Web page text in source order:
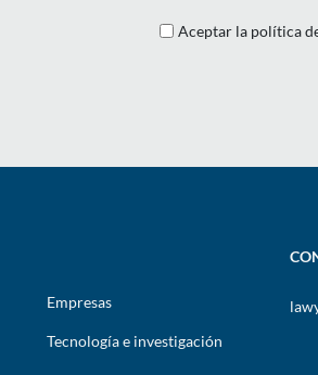
Aceptar la política
Empresas
Tecnología e investigación